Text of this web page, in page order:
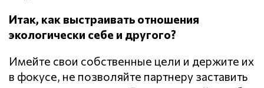
Итак, как выстраивать отношения
экологически себе и другого?
Имейте свои собственные цели и держите их
в фокусе, не позволяйте партнеру заставить